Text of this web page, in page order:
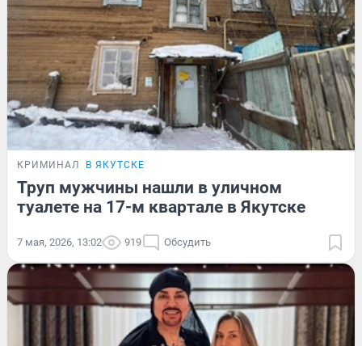
КРИМИНАЛ В ЯКУТСКЕ
Труп мужчины нашли в уличном
туалете на 17-м квартале в Якутске
7 мая, 2026, 13:02 919 Обсудить